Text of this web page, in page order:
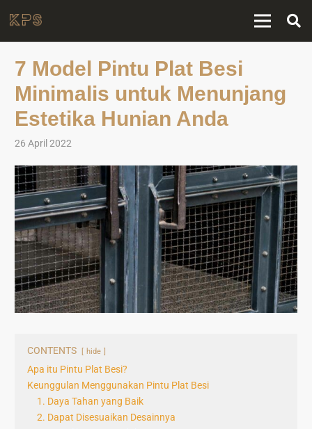
7 Model Pintu Plat Besi
Minimalis untuk Menunjang
Estetika Hunian Anda
26 April 2022
CONTENTS hide
Apa itu Pintu Plat Besi?
Keunggulan Menggunakan Pintu Plat Besi
1. Daya Tahan yang Baik
2. Dapat Disesuaikan Desainnya